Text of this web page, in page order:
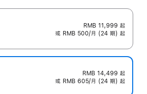
RMB 11,999 起
或 RMB 500/月 (24 期) 起
RMB 14,499 起
或 RMB 605/月 (24 期) 起